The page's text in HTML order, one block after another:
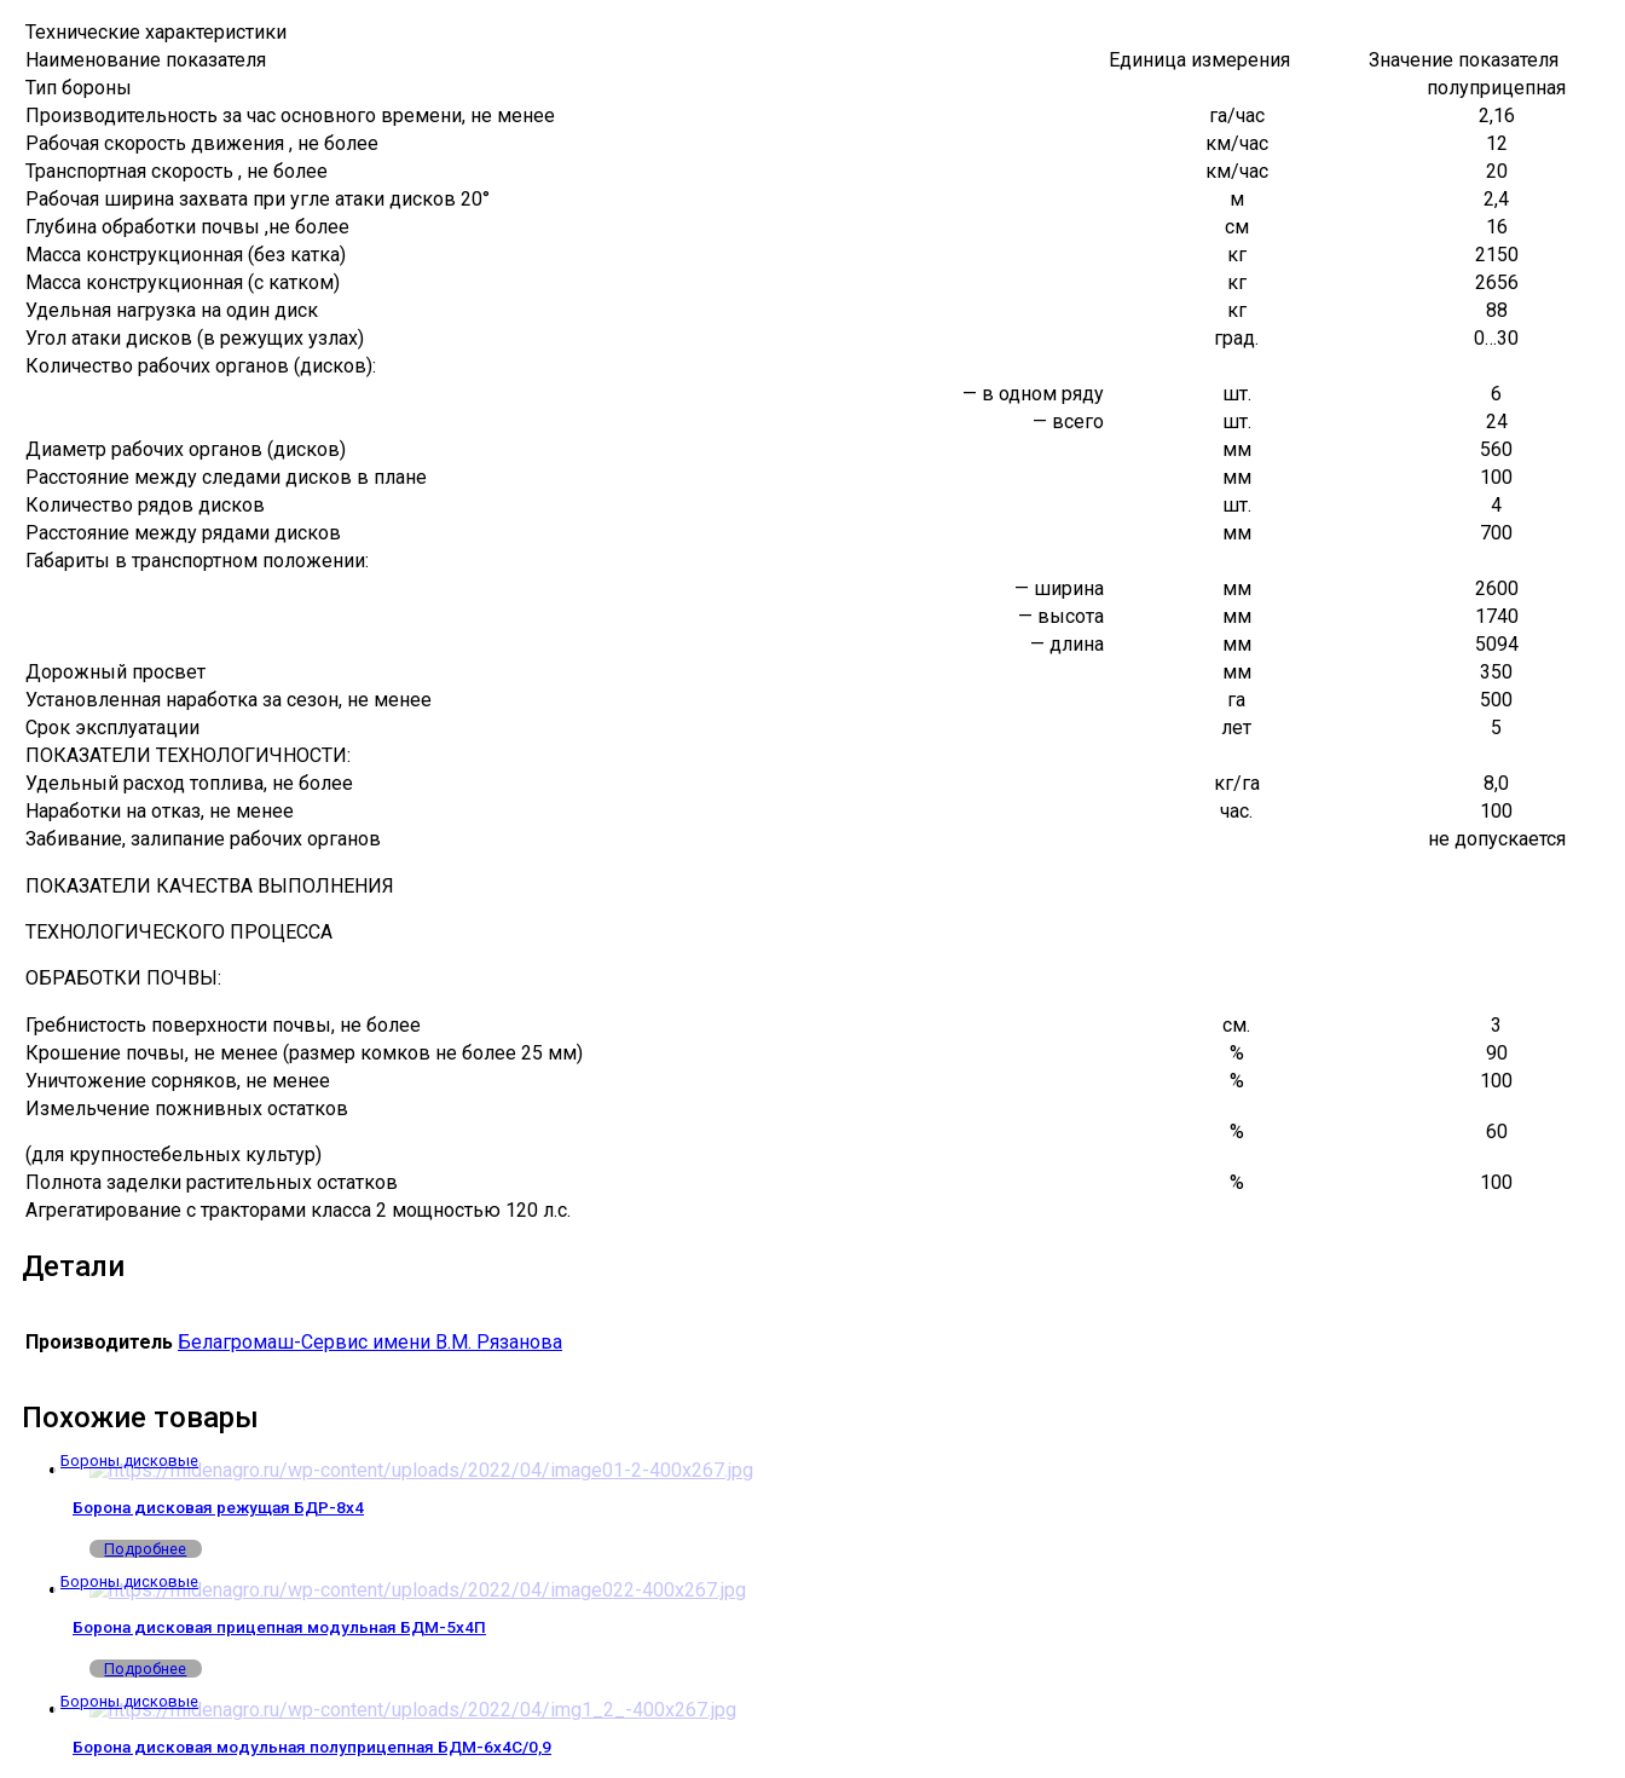
Технические характеристики
Наименование показателя
Единица измерения
Значение показателя
Тип бороны
полуприцепная
Производительность за час основного времени, не менее
га/час
2,16
Рабочая скорость движения , не более
км/час
12
Транспортная скорость , не более
км/час
20
Рабочая ширина захвата при угле атаки дисков 20°
м
2,4
Глубина обработки почвы ,не более
см
16
Масса конструкционная (без катка)
кг
2150
Масса конструкционная (с катком)
кг
2656
Удельная нагрузка на один диск
кг
88
Угол атаки дисков (в режущих узлах)
град.
0…30
Количество рабочих органов (дисков):
— в одном ряду
шт.
6
— всего
шт.
24
Диаметр рабочих органов (дисков)
мм
560
Расстояние между следами дисков в плане
мм
100
Количество рядов дисков
шт.
4
Расстояние между рядами дисков
мм
700
Габариты в транспортном положении:
— ширина
мм
2600
— высота
мм
1740
— длина
мм
5094
Дорожный просвет
мм
350
Установленная наработка за сезон, не менее
га
500
Срок эксплуатации
лет
5
ПОКАЗАТЕЛИ ТЕХНОЛОГИЧНОСТИ:
Удельный расход топлива, не более
кг/га
8,0
Наработки на отказ, не менее
час.
100
Забивание, залипание рабочих органов
не допускается
ПОКАЗАТЕЛИ КАЧЕСТВА ВЫПОЛНЕНИЯ
ТЕХНОЛОГИЧЕСКОГО ПРОЦЕССА
ОБРАБОТКИ ПОЧВЫ:
Гребнистость поверхности почвы, не более см.
3
Крошение почвы, не менее (размер комков не более 25 мм)
%
90
Уничтожение сорняков, не менее
%
100
Измельчение пожнивных остатков
(для крупностебельных культур)
% 60
Полнота заделки растительных остатков %
100
Агрегатирование с тракторами класса 2 мощностью 120 л.с.
Детали
Производитель Белагромаш-Сервис имени В.М. Рязанова
Похожие товары
Бороны дисковые
Борона дисковая режущая БДР-8х4
Подробнее
Бороны дисковые
Борона дисковая прицепная модульная БДМ-5х4П
Подробнее
Бороны дисковые
Борона дисковая модульная полуприцепная БДМ-6х4С/0,9